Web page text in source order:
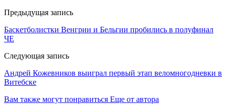
Предыдущая запись
Баскетболистки Венгрии и Бельгии пробились в полуфинал
ЧЕ
Следующая запись
Андрей Кожевников выиграл первый этап веломногодневки в
Витебске
Вам также могут понравиться Еще от автора